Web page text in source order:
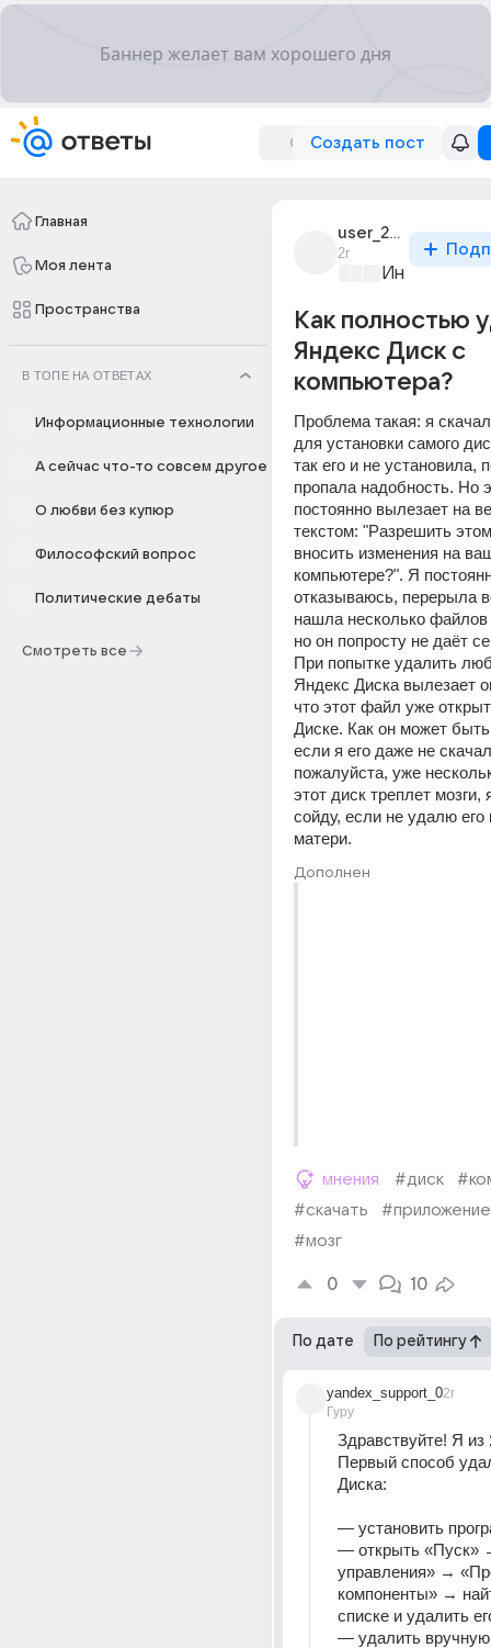
Создать пост
Главная
Моя лента
Пространства
В ТОПЕ НА ОТВЕТАХ
Информационные технологии
А сейчас что-то совсем другое
О любви без купюр
Философский вопрос
Политические дебаты
Смотреть все
user_281669966
2г
Как полностью
Яндекс Диск с
компьютера?
Проблема такая: я
для установки самого
так его и не установила,
пропала надобность. Но
постоянно вылезает на
текстом: "Разрешить
вносить изменения на
компьютере?". Я
отказываюсь, перерыла
нашла несколько файлов
но он попросту не даёт
При попытке удалить
Яндекс Диска вылезает
что этот файл уже
Диске. Как он может
если я его даже не
пожалуйста, уже
этот диск треплет мозги,
сойду, если не удалю его
матери.
Дополнен
мнения #диск
#скачать
#приложение
#мозг
0 10
По дате По рейтингу
yandex_support_0
Гуру
2г
Здравствуйте! Я из
Первый способ
Диска:
— установить
— открыть «Пуск»
управления» →
компоненты» →
списке и удалить
— удалить